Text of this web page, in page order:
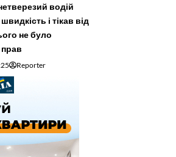
водій
і тікав від
не було
Reporter